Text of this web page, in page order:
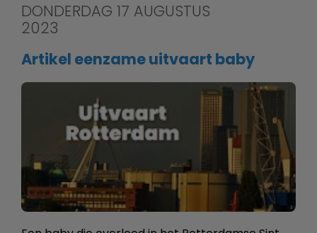
DONDERDAG 17 AUGUSTUS
2023
Artikel eenzame uitvaart baby